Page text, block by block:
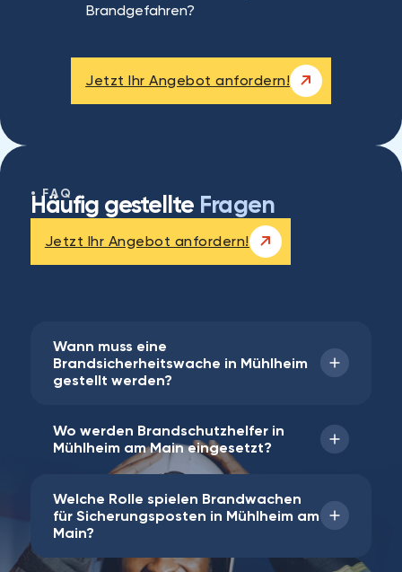
Brandgefahren?
Jetzt Ihr Angebot anfordern!
FAQ
Häufig gestellte Fragen
Jetzt Ihr Angebot anfordern!
Wann muss eine
Brandsicherheitswache in Mühlheim
gestellt werden?
In Mühlheim am Main und in nahegelegenen
Orten wie Obertshausen, Bieber oder Maintal
vorgeschrieben. Eine Verpflichtung zum
Aufstellen von Brandwachen gibt es
beispielweise zur Absicherung von
Heißarbeiten wie Trennschleifen, Schweißen
Wo werden Brandschutzhelfer in
Mühlheim am Main eingesetzt?
Öffentliche Institutionen, Dienstleister,
Produktionsbetriebe, medizinische
Welche Rolle spielen Brandwachen
für Sicherungsposten in Mühlheim am
Main?